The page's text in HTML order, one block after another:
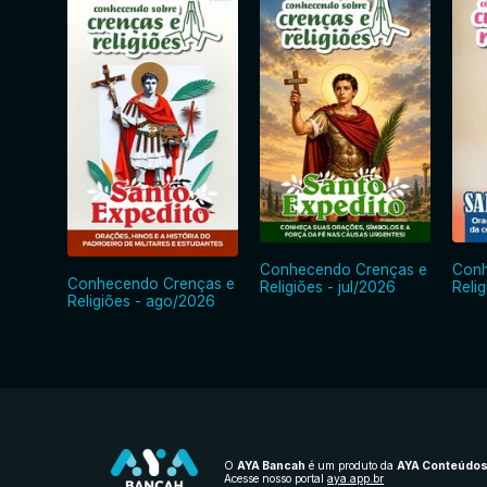
Conhecendo Crenças e
Religiões - ago/2026
Conhecendo Crenças e
Religiões - jul/2026
O AYA Bancah é um produto da AYA Conteúdos
Acesse nosso portal aya.app.br